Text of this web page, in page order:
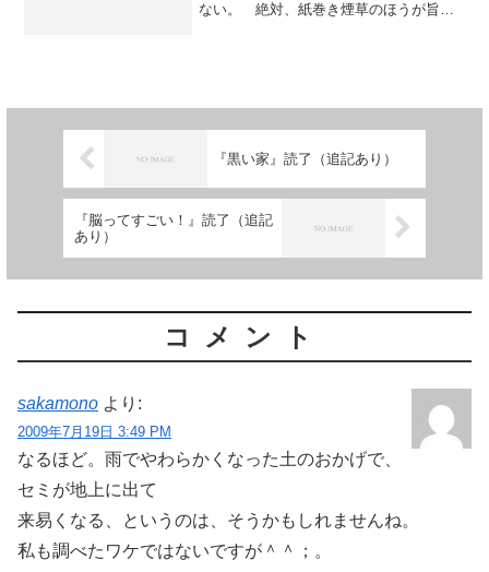
ない。 絶対、紙巻き煙草のほうが旨
『黒い家』読了（追記あり）
『脳ってすごい！』読了（追記
あり）
コメント
sakamono より:
2009年7月19日 3:49 PM
なるほど。雨でやわらかくなった土のおかげで、
セミが地上に出て
来易くなる、というのは、そうかもしれませんね。
私も調べたワケではないですが＾＾；。